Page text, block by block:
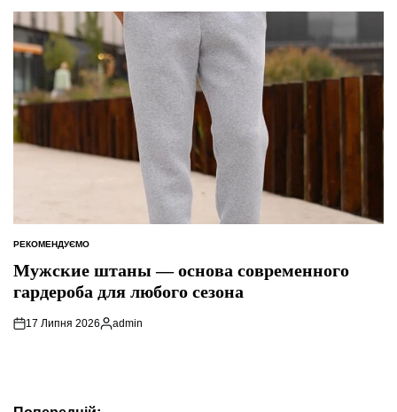
ОПУБЛІКУВАТИ
РЕКОМЕНДУЄМО
Мужские штаны — основа современного
гардероба для любого сезона
17 Липня 2026
Опубліковано
admin